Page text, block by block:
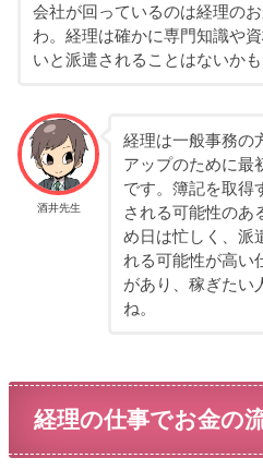
会社が回っているのは経理の
わ。経理は確かに専門知識や
いと派遣されることはないかも
酒井先生
経理は一般事務の
アップのために最
です。簿記を取得
される可能性のあ
め日は忙しく、派
れる可能性が高い
があり、稼ぎたい
ね。
経理の仕事でお金の